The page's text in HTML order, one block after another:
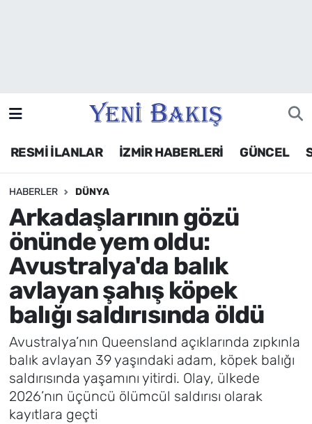
RESMİ İLANLAR İZMİR HABERLERİ GÜNCEL
HABERLER DÜNYA
Arkadaşlarının gözü
önünde yem oldu:
Avustralya'da balık
avlayan şahış köpek
balığı saldırısında öldü
Avustralya’nın Queensland açıklarında zıpkınla
balık avlayan 39 yaşındaki adam, köpek balığı
saldırısında yaşamını yitirdi. Olay, ülkede
2026’nın üçüncü ölümcül saldırısı olarak
kayıtlara geçti
Siyaset
Asayiş / Polis-Adliye
Spor
Magazin
Foto Galeri
Künye
İletişim